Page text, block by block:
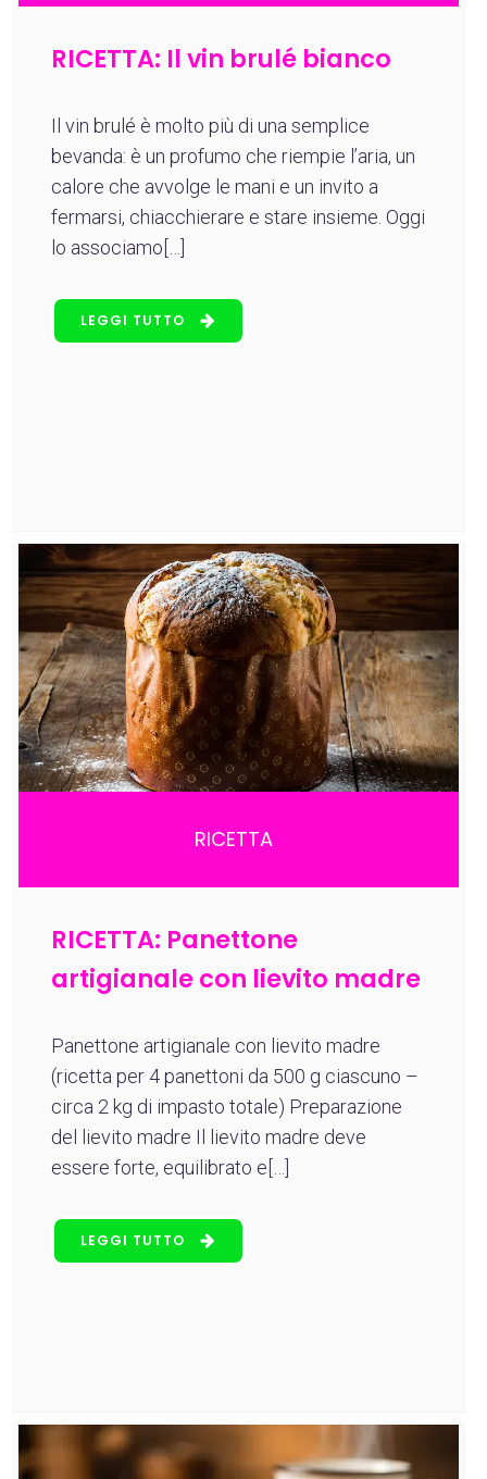
RICETTA: Il vin brulé bianco
Il vin brulé è molto più di una semplice
bevanda: è un profumo che riempie l’aria, un
calore che avvolge le mani e un invito a
fermarsi, chiacchierare e stare insieme. Oggi
lo associamo[…]
LEGGI TUTTO
RICETTA
RICETTA: Panettone
artigianale con lievito madre
Panettone artigianale con lievito madre
(ricetta per 4 panettoni da 500 g ciascuno –
circa 2 kg di impasto totale) Preparazione
del lievito madre Il lievito madre deve
essere forte, equilibrato e[…]
LEGGI TUTTO